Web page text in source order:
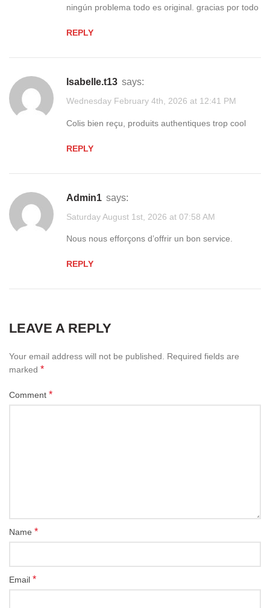
ningún problema todo es original. gracias por todo
REPLY
isabelle.t13 says:
Wednesday February 4th, 2026 at 12:41 PM
Colis bien reçu, produits authentiques trop cool
REPLY
admin1 says:
Saturday August 1st, 2026 at 07:58 AM
Nous nous efforçons d’offrir un bon service.
REPLY
LEAVE A REPLY
Your email address will not be published.
Required fields are
marked *
Comment *
Name *
Email *